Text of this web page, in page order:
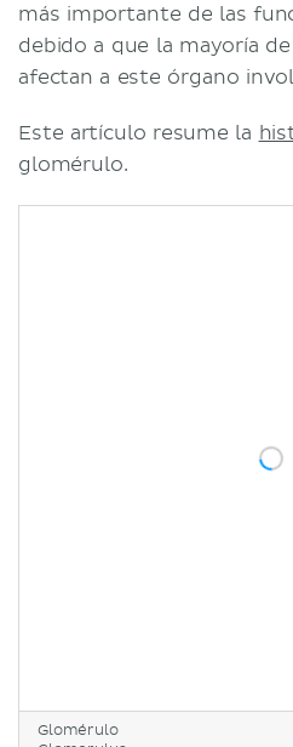
Glomérulo
más importante de las
debido a que la mayoría
afectan a este órgano
Este artículo resume la
glomérulo.